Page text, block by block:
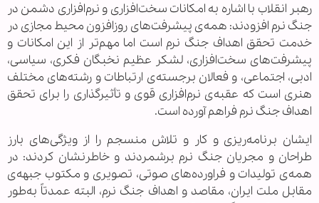
رهبر انقلاب با اشاره به امکانات سخت‌افزاری و نرم‌افزاری دشمن در
جنگ نرم افزودند: همه‌ی پیشرفت‌های روزافزون محیط مجازی در
خدمت تحقق اهداف جنگ نرم است اما مهم‌تر از این امکانات و
پیشرفت‌های سخت‌افزاری، لشکر عظیم نخبگان فکری، سیاسی،
ادبی، اجتماعی، و فعالان برجسته‌ی ارتباطات و رشته‌های مختلف
هنری است که عقبه‌ی نرم‌افزاری قوی و تأثیرگذاری را برای تحقق
اهداف جنگ نرم فراهم آورده است.
ایشان برنامه‌ریزی و کار و تلاش منسجم را از ویژگی‌های بارز
طراحان و مجریان جنگ نرم برشمردند و خاطرنشان کردند: در
همه‌ی تولیدات و فراورده‌های صوتی، تصویری و مکتوب جبهه‌ی
مقابل ملت ایران، مقاصد و اهداف جنگ نرم، البته عمدتاً به‌طور